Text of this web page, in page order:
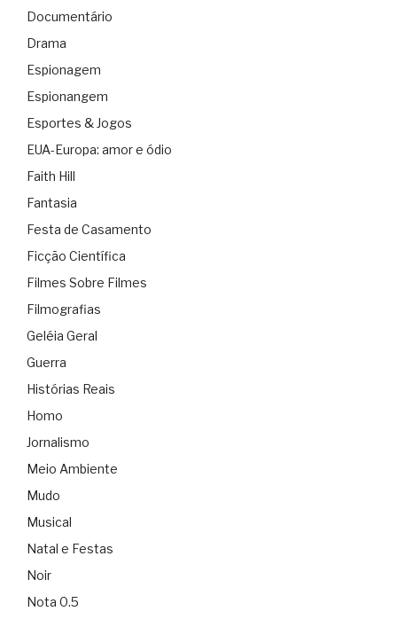
Documentário
Drama
Espionagem
Espionangem
Esportes & Jogos
EUA-Europa: amor e ódio
Faith Hill
Fantasia
Festa de Casamento
Ficção Científica
Filmes Sobre Filmes
Filmografias
Geléia Geral
Guerra
Histórias Reais
Homo
Jornalismo
Meio Ambiente
Mudo
Musical
Natal e Festas
Noir
Nota 0.5